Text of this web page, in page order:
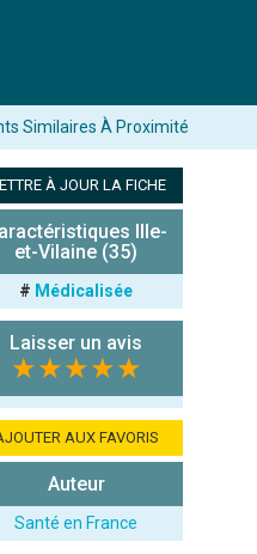
Similaires À Proximité
À JOUR LA FICHE
Ille-
et-Vilaine (35)
# Médicalisée
Laisser un avis
★★★★★
AUX FAVORIS
Auteur
Santé en France